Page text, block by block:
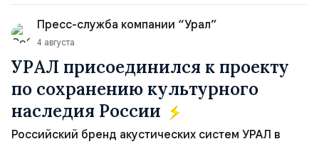
Пресс-служба компании “Урал”
4 августа
УРАЛ присоединился к проекту
по сохранению культурного
наследия России
Российский бренд акустических систем УРАЛ в